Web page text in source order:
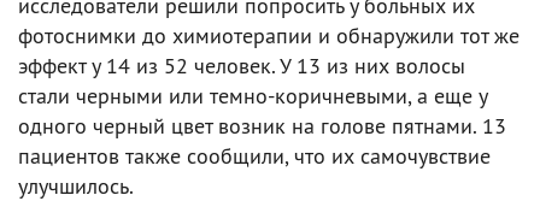
фотоснимки до химиотерапии и обнаружили тот же
эффект у 14 из 52 человек. У 13 из них волосы
стали черными или темно-коричневыми, а еще у
одного черный цвет возник на голове пятнами. 13
пациентов также сообщили, что их самочувствие
улучшилось.